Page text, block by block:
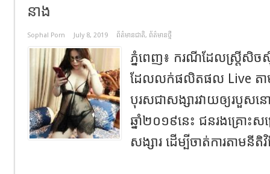
នាង
Sophal Porn July 8, 2019 ព័ត៌មានជាតិ, ព័ត៌មានថ្មី
ភ្នំពេញ៖​ ករណីដែលស្ត្រីសិច
ដែលលក់ផលិតផល Live តា
បុរសជាសង្សារវាយឲ្យរបួសនោ
ឆ្នាំ២០១៩នេះ ជនរងគ្រោះស
សង្សារ ដើម្បីចាត់ការតាមនី